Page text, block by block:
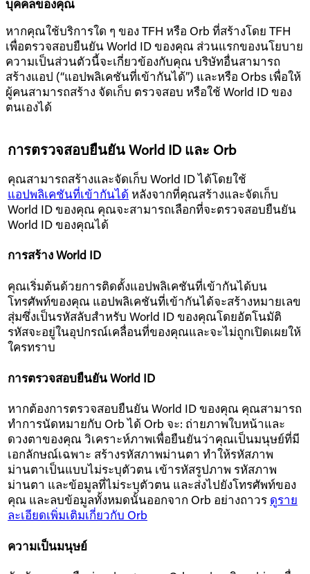
บุคคลของคุณ
หากคุณใช้บริการใด ๆ ของ TFH หรือ Orb ที่สร้างโดย TFH
เพื่อตรวจสอบยืนยัน World ID ของคุณ ส่วนแรกของนโยบาย
ความเป็นส่วนตัวนี้จะเกี่ยวข้องกับคุณ บริษัทอื่นสามารถ
สร้างแอป (“แอปพลิเคชันที่เข้ากันได้”) และหรือ Orbs เพื่อให้
ผู้คนสามารถสร้าง จัดเก็บ ตรวจสอบ หรือใช้ World ID ของ
ตนเองได้
การตรวจสอบยืนยัน World ID และ Orb
คุณสามารถสร้างและจัดเก็บ World ID ได้โดยใช้
แอปพลิเคชันที่เข้ากันได้ หลังจากที่คุณสร้างและจัดเก็บ
World ID ของคุณ คุณจะสามารถเลือกที่จะตรวจสอบยืนยัน
World ID ของคุณได้
การสร้าง World ID
คุณเริ่มต้นด้วยการติดตั้งแอปพลิเคชันที่เข้ากันได้บน
โทรศัพท์ของคุณ แอปพลิเคชันที่เข้ากันได้จะสร้างหมายเลข
สุ่มซึ่งเป็นรหัสลับสำหรับ World ID ของคุณโดยอัตโนมัติ
รหัสจะอยู่ในอุปกรณ์เคลื่อนที่ของคุณและจะไม่ถูกเปิดเผยให้
ใครทราบ
การตรวจสอบยืนยัน World ID
หากต้องการตรวจสอบยืนยัน World ID ของคุณ คุณสามารถ
ทำการนัดหมายกับ Orb ได้ Orb จะ: ถ่ายภาพใบหน้าและ
ดวงตาของคุณ วิเคราะห์ภาพเพื่อยืนยันว่าคุณเป็นมนุษย์ที่มี
เอกลักษณ์เฉพาะ สร้างรหัสภาพม่านตา ทำให้รหัสภาพ
ม่านตาเป็นแบบไม่ระบุตัวตน เข้ารหัสรูปภาพ รหัสภาพ
ม่านตา และข้อมูลที่ไม่ระบุตัวตน และส่งไปยังโทรศัพท์ของ
คุณ และลบข้อมูลทั้งหมดนั้นออกจาก Orb อย่างถาวร ดูราย
ละเอียดเพิ่มเติมเกี่ยวกับ Orb
ความเป็นมนุษย์